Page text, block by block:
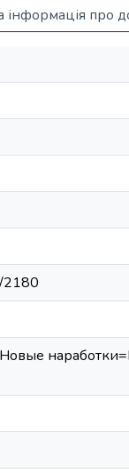
інформація про
2180